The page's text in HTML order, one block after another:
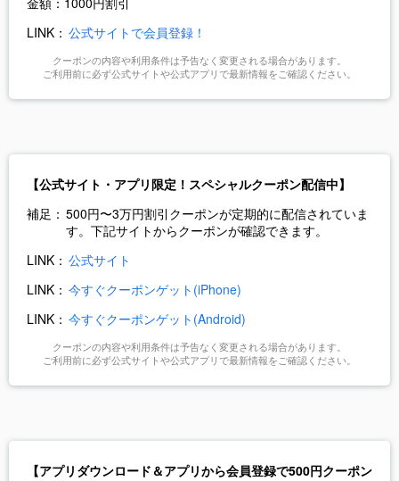
LINK： 公式サイトで会員登録！
クーポンの内容や利用条件は予告なく変更される場合があります。
ご利用前に必ず公式サイトや公式アプリで最新情報をご確認ください。
【公式サイト・アプリ限定！スペシャルクーポン配信中】
補足： 500円〜3万円割引クーポンが定期的に配信されていま
す。下記サイトからクーポンが確認できます。
LINK： 公式サイト
LINK： 今すぐクーポンゲット(iPhone)
LINK： 今すぐクーポンゲット(Android)
クーポンの内容や利用条件は予告なく変更される場合があります。
ご利用前に必ず公式サイトや公式アプリで最新情報をご確認ください。
【アプリダウンロード＆アプリから会員登録で500円クーポン